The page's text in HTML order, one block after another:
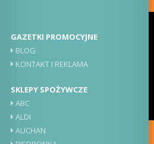
GAZETKI PROMOCYJNE
BLOG
KONTAKT I REKLAMA
SKLEPY SPOŻYWCZE
ABC
ALDI
AUCHAN